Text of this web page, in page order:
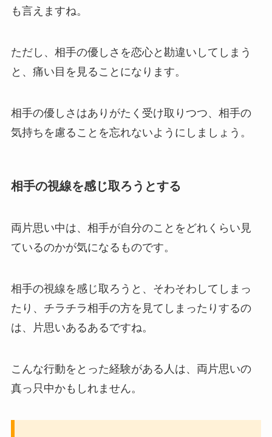
も言えますね。
ただし、相手の優しさを恋心と勘違いしてしまう
と、痛い目を見ることになります。
相手の優しさはありがたく受け取りつつ、相手の
気持ちを慮ることを忘れないようにしましょう。
相手の視線を感じ取ろうとする
両片思い中は、相手が自分のことをどれくらい見
ているのかが気になるものです。
相手の視線を感じ取ろうと、そわそわしてしまっ
たり、チラチラ相手の方を見てしまったりするの
は、片思いあるあるですね。
こんな行動をとった経験がある人は、両片思いの
真っ只中かもしれません。